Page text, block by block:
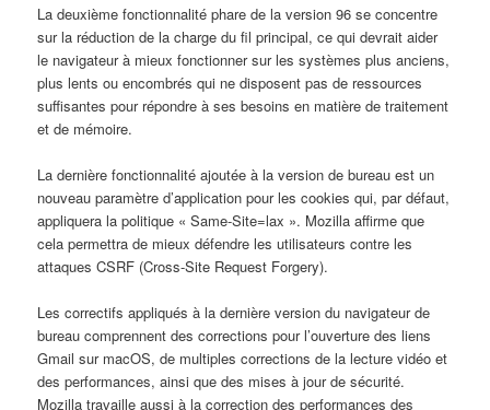
La deuxième fonctionnalité phare de la version 96 se concentre
sur la réduction de la charge du fil principal, ce qui devrait aider
le navigateur à mieux fonctionner sur les systèmes plus anciens,
plus lents ou encombrés qui ne disposent pas de ressources
suffisantes pour répondre à ses besoins en matière de traitement
et de mémoire.
La dernière fonctionnalité ajoutée à la version de bureau est un
nouveau paramètre d’application pour les cookies qui, par défaut,
appliquera la politique « Same-Site=lax ». Mozilla affirme que
cela permettra de mieux défendre les utilisateurs contre les
attaques CSRF (Cross-Site Request Forgery).
Les correctifs appliqués à la dernière version du navigateur de
bureau comprennent des corrections pour l’ouverture des liens
Gmail sur macOS, de multiples corrections de la lecture vidéo et
des performances, ainsi que des mises à jour de sécurité.
Mozilla travaille aussi à la correction des performances des